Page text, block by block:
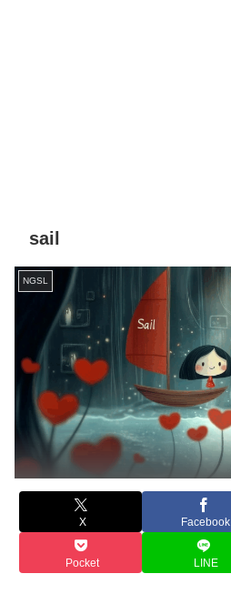
sail
NGSL
X Facebook
Pocket LINE